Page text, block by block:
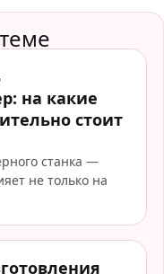
на какие
стоит
станка —
не только на